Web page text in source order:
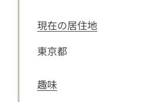
現在の居住地
東京都
趣味